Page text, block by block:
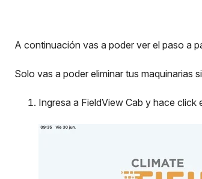
A continuación vas a poder ver el paso a
Solo vas a poder eliminar tus maquinarias
Ingresa a FieldView Cab y hace